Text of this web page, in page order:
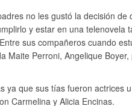
no les gustó la decisión
y estar en una telenovela
sus compañeros cuando
Maite Perroni, Angelique
ya que sus tías fueron actrices
Carmelina y Alicia Encinas.